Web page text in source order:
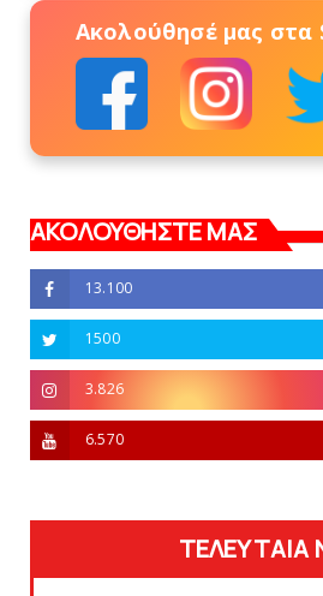
Ακολούθησέ μας στα
ΑΚΟΛΟΥΘΗΣΤΕ ΜΑΣ
13.100
1500
3.826
6.570
ΤΕΛΕΥΤΑΙΑ